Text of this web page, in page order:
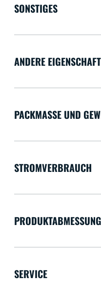
SONSTIGES
ANDERE
PACKMASSE UND
STROMVERBRAUCH
SERVICE